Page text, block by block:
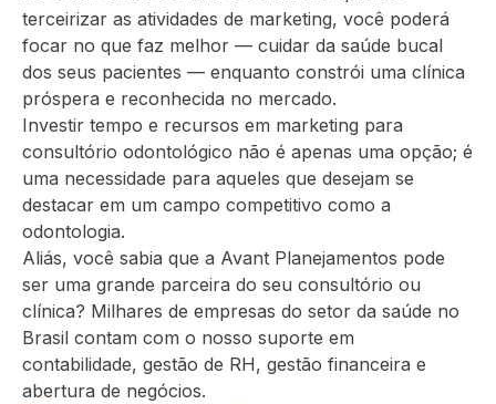
terceirizar as atividades de marketing, você poderá
focar no que faz melhor — cuidar da saúde bucal
dos seus pacientes — enquanto constrói uma clínica
próspera e reconhecida no mercado.
Investir tempo e recursos em marketing para
consultório odontológico não é apenas uma opção; é
uma necessidade para aqueles que desejam se
destacar em um campo competitivo como a
odontologia.
Aliás, você sabia que a Avant Planejamentos pode
ser uma grande parceira do seu consultório ou
clínica? Milhares de empresas do setor da saúde no
Brasil contam com o nosso suporte em
contabilidade, gestão de RH, gestão financeira e
abertura de negócios.